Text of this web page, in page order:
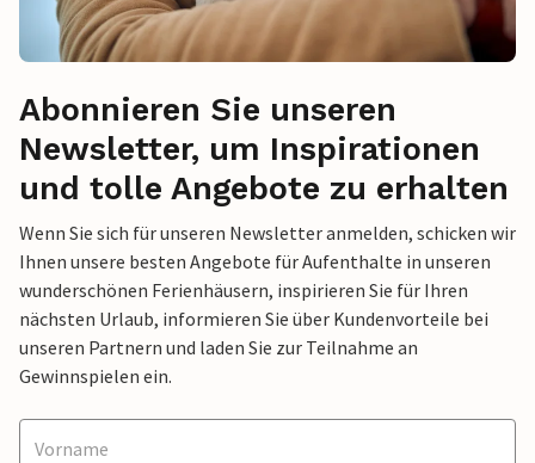
Abonnieren Sie unseren
Newsletter, um Inspirationen
und tolle Angebote zu erhalten
Wenn Sie sich für unseren Newsletter anmelden, schicken wir
Ihnen unsere besten Angebote für Aufenthalte in unseren
wunderschönen Ferienhäusern, inspirieren Sie für Ihren
nächsten Urlaub, informieren Sie über Kundenvorteile bei
unseren Partnern und laden Sie zur Teilnahme an
Gewinnspielen ein.